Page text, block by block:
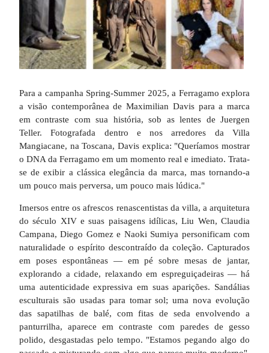
Para a campanha Spring-Summer 2025, a Ferragamo explora
a visão contemporânea de Maximilian Davis para a marca
em contraste com sua história, sob as lentes de Juergen
Teller. Fotografada dentro e nos arredores da Villa
Mangiacane, na Toscana, Davis explica: "Queríamos mostrar
o DNA da Ferragamo em um momento real e imediato. Trata-
se de exibir a clássica elegância da marca, mas tornando-a
um pouco mais perversa, um pouco mais lúdica."
Imersos entre os afrescos renascentistas da villa, a arquitetura
do século XIV e suas paisagens idílicas, Liu Wen, Claudia
Campana, Diego Gomez e Naoki Sumiya personificam com
naturalidade o espírito descontraído da coleção. Capturados
em poses espontâneas — em pé sobre mesas de jantar,
explorando a cidade, relaxando em espreguiçadeiras — há
uma autenticidade expressiva em suas aparições. Sandálias
esculturais são usadas para tomar sol; uma nova evolução
das sapatilhas de balé, com fitas de seda envolvendo a
panturrilha, aparece em contraste com paredes de gesso
polido, desgastadas pelo tempo. "Estamos pegando algo do